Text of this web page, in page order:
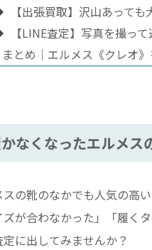
【出張買取】沢山あっても
【LINE査定】写真を撮って
まとめ｜エルメス《クレオ
なくなったエルメス
スの靴のなかでも人気の高
ズが合わなかった」「履
に出してみませんか？